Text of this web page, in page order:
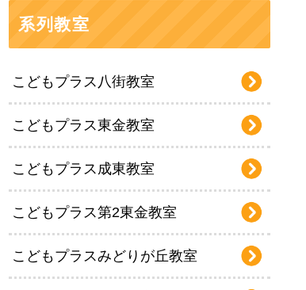
系列教室
こどもプラス八街教室
こどもプラス東金教室
こどもプラス成東教室
こどもプラス第2東金教室
こどもプラスみどりが丘教室